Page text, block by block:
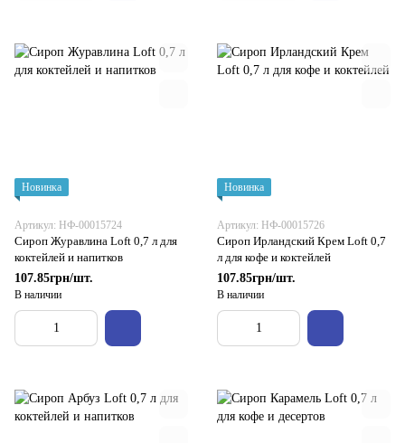
Новинка
Артикул: НФ-00015724
Сироп Журавлина Loft 0,7 л для
коктейлей и напитков
107.85грн/шт.
В наличии
Новинка
Артикул: НФ-00015726
Сироп Ирландский Крем Loft 0,7
л для кофе и коктейлей
107.85грн/шт.
В наличии